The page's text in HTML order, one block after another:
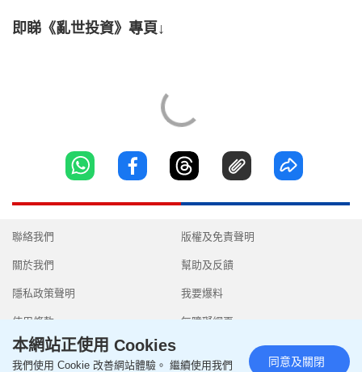
即睇《亂世投資》專頁↓
聯絡我們
關於我們
隱私政策聲明
使用條款
版權及免責聲明
幫助及反饋
我要爆料
無障礙網頁
本網站正使用 Cookies
我們使用 Cookie 改善網站體驗。 繼續使用我們 同意及關閉